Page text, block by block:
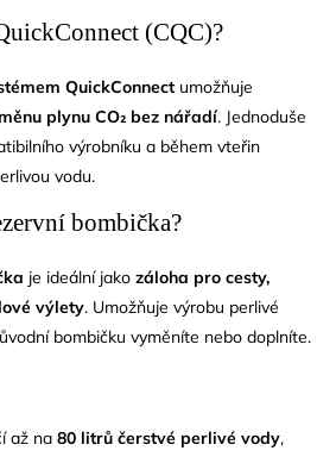
(CQC)?
QuickConnect umožňuje
plynu CO₂ bez nářadí. Jednoduše
výrobníku a během vteřin
vodu.
bombička?
je ideální jako záloha pro cesty,
výlety. Umožňuje výrobu perlivé
bombičku vyměníte nebo doplníte.
až na 80 litrů čerstvé perlivé vody,